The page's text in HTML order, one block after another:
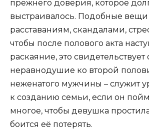
прежнего доверия, которое
выстраивалось. Подобные вещи
расставаниям, скандалами,
чтобы после полового акта
раскаяние, это свидетельствует
неравнодушие ко второй
неженатого мужчины – служит
к созданию семьи, если он
многое, чтобы девушка
боится её потерять.